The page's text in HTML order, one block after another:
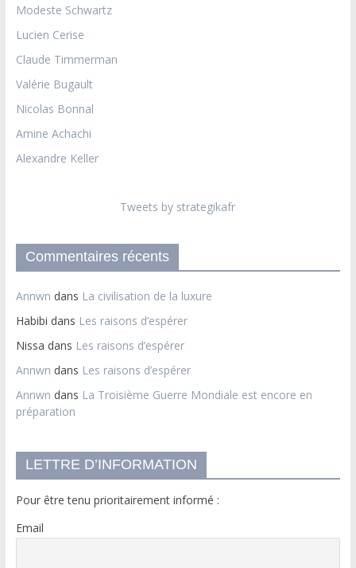
Modeste Schwartz
Lucien Cerise
Claude Timmerman
Valérie Bugault
Nicolas Bonnal
Amine Achachi
Alexandre Keller
Tweets by strategikafr
Commentaires récents
Annwn dans La civilisation de la luxure
Habibi dans Les raisons d’espérer
Nissa dans Les raisons d’espérer
Annwn dans Les raisons d’espérer
Annwn dans La Troisième Guerre Mondiale est encore en
préparation
LETTRE D’INFORMATION
Pour être tenu prioritairement informé :
Email